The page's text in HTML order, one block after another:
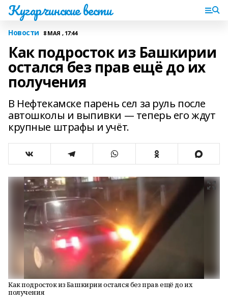
Кугарчинские вести
Новости 8 МАЯ , 17:44
Как подросток из Башкирии
остался без прав ещё до их
получения
В Нефтекамске парень сел за руль после
автошколы и выпивки — теперь его ждут
крупные штрафы и учёт.
Как подросток из Башкирии остался без прав ещё до их
получения